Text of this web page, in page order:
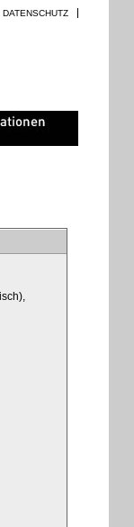
DATENSCHUTZ